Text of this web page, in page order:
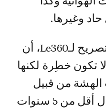
وغيرها.
وأضافت المتحدثة، في تصريح لـLe360، أن
لا تكون خطِرة لكنها
من قبيل
النساء الحوامل والأطفال أقل من 5 سنوات